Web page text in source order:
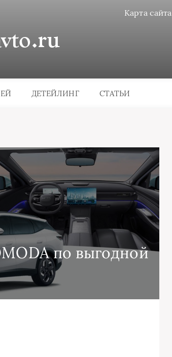
Карта сайта
ДЕТЕЙЛИНГ СТАТЬИ
по выгодной